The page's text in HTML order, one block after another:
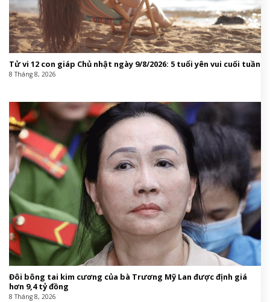
Tử vi 12 con giáp Chủ nhật ngày 9/8/2026: 5 tuổi yên vui cuối tuần
8 Tháng 8, 2026
Đôi bông tai kim cương của bà Trương Mỹ Lan được định giá
hơn 9,4 tỷ đồng
8 Tháng 8, 2026